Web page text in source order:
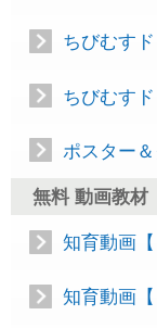
ちびむすド
ちびむすド
ポスター
無料 動画教材
知育動画【
知育動画【